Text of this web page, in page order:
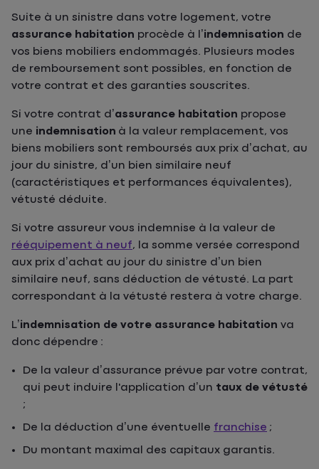
Suite à un sinistre dans votre logement, votre
assurance habitation procède à l’indemnisation de
vos biens mobiliers endommagés. Plusieurs modes
de remboursement sont possibles, en fonction de
votre contrat et des garanties souscrites.
Si votre contrat d’assurance habitation propose
une indemnisation à la valeur remplacement, vos
biens mobiliers sont remboursés aux prix d’achat, au
jour du sinistre, d’un bien similaire neuf
(caractéristiques et performances équivalentes),
vétusté déduite.
Si votre assureur vous indemnise à la valeur de
rééquipement à neuf, la somme versée correspond
aux prix d’achat au jour du sinistre d’un bien
similaire neuf, sans déduction de vétusté. La part
correspondant à la vétusté restera à votre charge.
L’indemnisation de votre assurance habitation va
donc dépendre :
De la valeur d’assurance prévue par votre contrat,
qui peut induire l'application d’un taux de vétusté
;
De la déduction d’une éventuelle franchise ;
Du montant maximal des capitaux garantis.